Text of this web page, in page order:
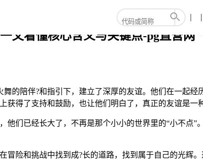
文看懂核心含义与关键点-pg直营网
的陪伴?和指引下，建立了深厚的友谊。他们在一起
获得了支持和鼓励，也让他们明白了，真正的友谊是一
他们已经长大了，不再是那个小小的世界里的“小不点
险和挑战中找到成?长的道路，找到属于自己的光辉